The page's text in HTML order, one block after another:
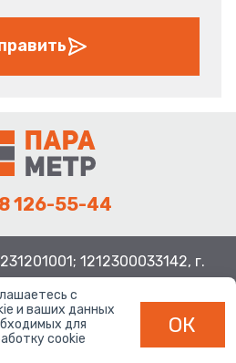
126-55-44
1212300033142, г.
21, индекс 350080
с
и ваших данных
для
cookie
ОК